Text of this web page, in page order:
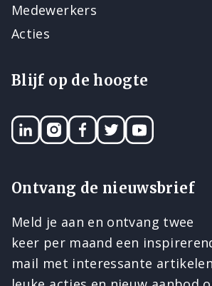
Medewerkers
Acties
Blijf op de hoogte
LinkedINInstagram
Facebook
TwitterYouTube
Ontvang de nieuwsbrief
Meld je aan en ontvang twee
keer per maand een
mail met interessante